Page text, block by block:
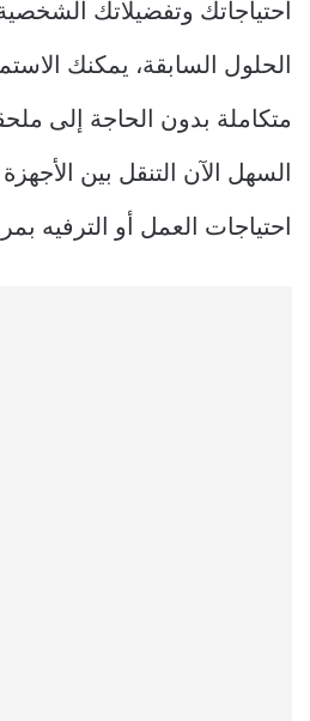
احتياجاتك وتفضيلاتك
الحلول السابقة، يمكنك
متكاملة بدون الحاجة إلى
السهل الآن التنقل بين
احتياجات العمل أو الترفيه